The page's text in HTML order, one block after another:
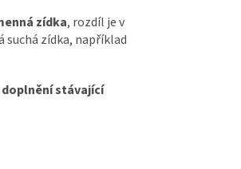
zídka, rozdíl je v
suchá zídka, například
stávající